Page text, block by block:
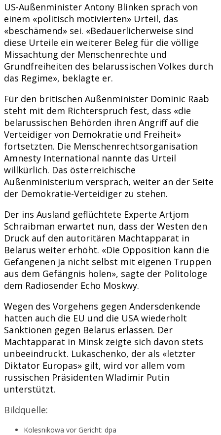
US-Außenminister Antony Blinken sprach von
einem «politisch motivierten» Urteil, das
«beschämend» sei. «Bedauerlicherweise sind
diese Urteile ein weiterer Beleg für die völlige
Missachtung der Menschenrechte und
Grundfreiheiten des belarussischen Volkes durch
das Regime», beklagte er.
Für den britischen Außenminister Dominic Raab
steht mit dem Richterspruch fest, dass «die
belarussischen Behörden ihren Angriff auf die
Verteidiger von Demokratie und Freiheit»
fortsetzten. Die Menschenrechtsorganisation
Amnesty International nannte das Urteil
willkürlich. Das österreichische
Außenministerium versprach, weiter an der Seite
der Demokratie-Verteidiger zu stehen.
Der ins Ausland geflüchtete Experte Artjom
Schraibman erwartet nun, dass der Westen den
Druck auf den autoritären Machtapparat in
Belarus weiter erhöht. «Die Opposition kann die
Gefangenen ja nicht selbst mit eigenen Truppen
aus dem Gefängnis holen», sagte der Politologe
dem Radiosender Echo Moskwy.
Wegen des Vorgehens gegen Andersdenkende
hatten auch die EU und die USA wiederholt
Sanktionen gegen Belarus erlassen. Der
Machtapparat in Minsk zeigte sich davon stets
unbeeindruckt. Lukaschenko, der als «letzter
Diktator Europas» gilt, wird vor allem vom
russischen Präsidenten Wladimir Putin
unterstützt.
Bildquelle:
Kolesnikowa vor Gericht: dpa